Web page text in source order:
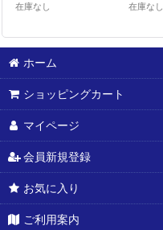
在庫なし 在庫なし
ホーム
ショッピングカート
マイページ
会員新規登録
お気に入り
ご利用案内